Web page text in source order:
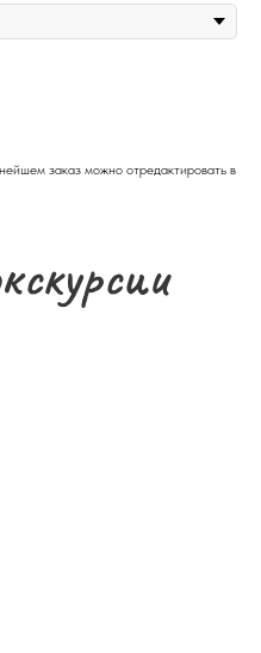
заказ можно отредактировать в